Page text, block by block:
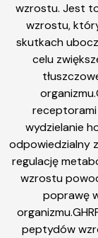
wzrostu. Jest
wzrostu,
skutkach
celu
receptorami
wydzielanie
odpowiedzialny
regulację
wzrostu
poprawę
peptydów